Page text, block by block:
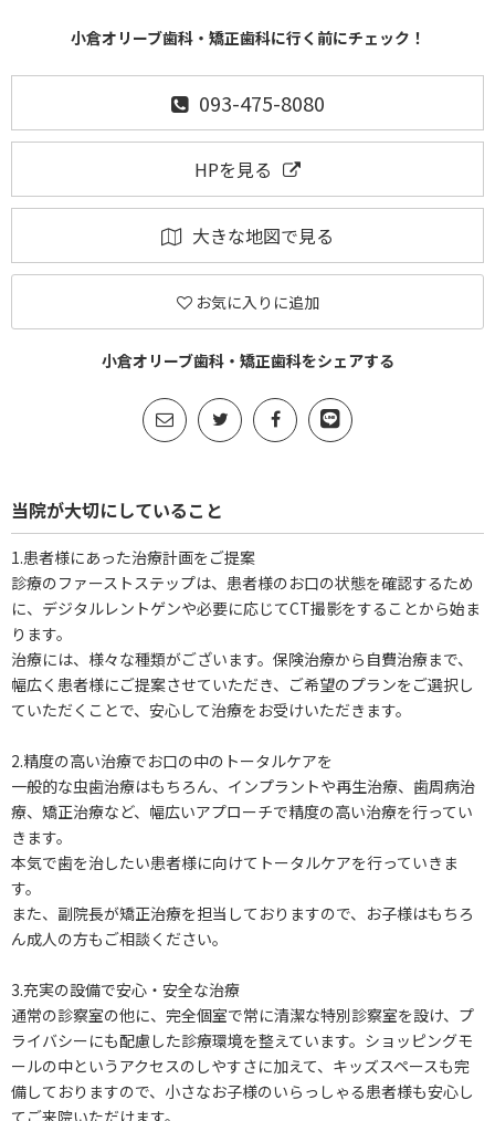
小倉オリーブ歯科・矯正歯科に行く前にチェック！
093-475-8080
HPを見る
大きな地図で見る
お気に入りに追加
小倉オリーブ歯科・矯正歯科をシェアする
当院が大切にしていること
1.患者様にあった治療計画をご提案
診療のファーストステップは、患者様のお口の状態を確認するため
に、デジタルレントゲンや必要に応じてCT撮影をすることから始ま
ります。
治療には、様々な種類がございます。保険治療から自費治療まで、
幅広く患者様にご提案させていただき、ご希望のプランをご選択し
ていただくことで、安心して治療をお受けいただきます。
2.精度の高い治療でお口の中のトータルケアを
一般的な虫歯治療はもちろん、インプラントや再生治療、歯周病治
療、矯正治療など、幅広いアプローチで精度の高い治療を行ってい
きます。
本気で歯を治したい患者様に向けてトータルケアを行っていきま
す。
また、副院長が矯正治療を担当しておりますので、お子様はもちろ
ん成人の方もご相談ください。
3.充実の設備で安心・安全な治療
通常の診察室の他に、完全個室で常に清潔な特別診察室を設け、プ
ライバシーにも配慮した診療環境を整えています。ショッピングモ
ールの中というアクセスのしやすさに加えて、キッズスペースも完
備しておりますので、小さなお子様のいらっしゃる患者様も安心し